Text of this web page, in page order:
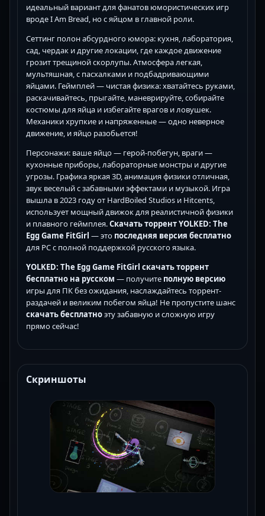
идеальный вариант для фанатов юмористических игр
вроде I Am Bread, но с яйцом в главной роли.
Сеттинг полон абсурдного юмора: кухня, лаборатория,
сад, чердак и другие локации, где каждое движение
грозит трещиной скорлупы. Атмосфера легкая,
мультяшная, с пасхалками и подбадривающими
яйцами. Геймплей — чистая физика: хватайтесь руками,
раскачивайтесь, прыгайте, маневрируйте, собирайте
костюмы для яйца и избегайте врагов и ловушек.
Механики хрупкие и напряженные — одно неверное
движение, и яйцо разобьется!
Персонажи: ваше яйцо — герой-побегун, враги —
кухонные приборы, лабораторные монстры и другие
угрозы. Графика яркая 3D, анимация физики отличная,
звук веселый с забавными эффектами и музыкой. Игра
вышла в 2023 году от HardBoiled Studios и Hitcents,
использует мощный движок для реалистичной физики
и плавного геймплея.Скачать торрент YOLKED: The
Egg Game FitGirl — это последняя версия бесплатно
для PC с полной поддержкой русского языка.
YOLKED: The Egg Game FitGirl скачать торрент
бесплатно на русском — получите полную версию
игры для ПК без ожидания, наслаждайтесь торрент-
раздачей и великим побегом яйца! Не пропустите шанс
скачать бесплатноэту забавную и сложную игру
прямо сейчас!
Скриншоты